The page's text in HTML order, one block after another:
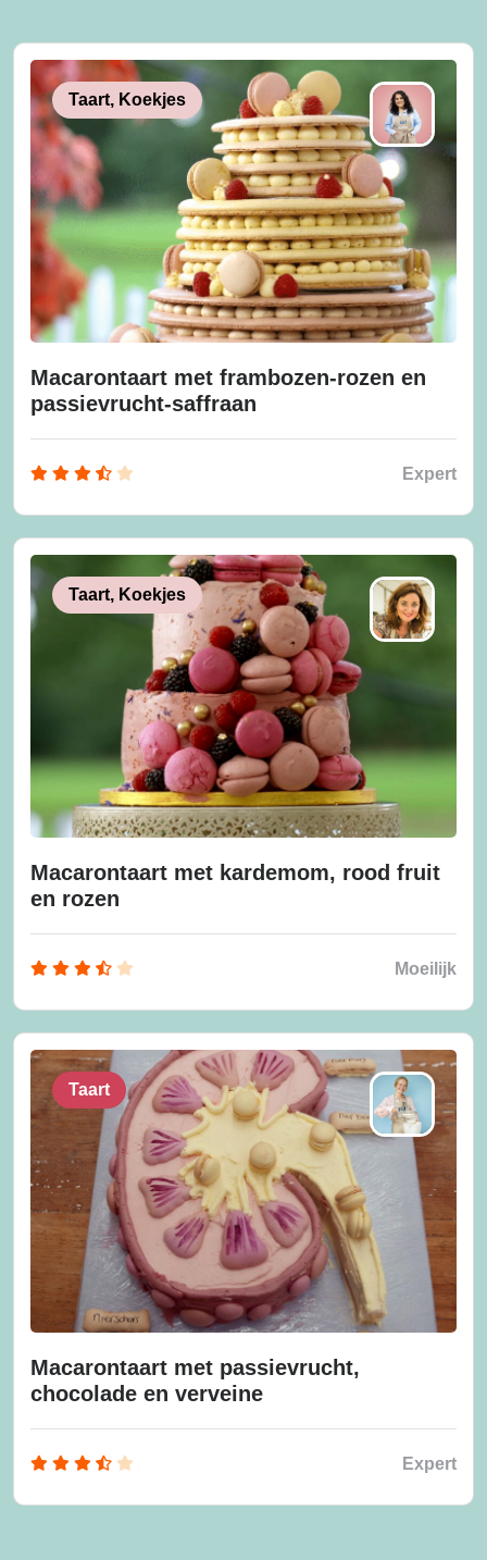
Taart, Koekjes
Macarontaart met frambozen-rozen en
passievrucht-saffraan
Expert
Taart, Koekjes
Macarontaart met kardemom, rood fruit
en rozen
Moeilijk
Taart
Macarontaart met passievrucht,
chocolade en verveine
Expert